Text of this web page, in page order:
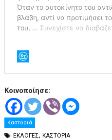
Κοινοποίησε:
Καστοριά
ΕΚΛΟΓΕΣ,ΚΑΣΤΟΡΙΑ